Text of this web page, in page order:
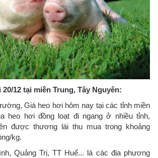
12 tại miền Trung, Tây Nguyên:
Giá heo hơi hôm nay tại các tỉnh miền
heo hơi đồng loạt đi ngang ở nhiều tỉnh,
được thương lái thu mua trong khoảng
kg.
Quảng Trị, TT Huế... là các địa phương